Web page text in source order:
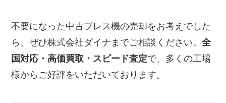
不要になった中古プレス機の売却をお考えでした
ら、ぜひ株式会社ダイナまでご相談ください。全
国対応・高価買取・スピード査定で、多くの工場
様からご好評をいただいております。